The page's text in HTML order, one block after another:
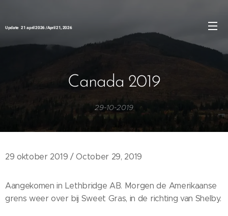
Update 21 april 2026 / April 21, 2026
Canada 2019
29-10-2019
29 oktober 2019 / October 29, 2019
Aangekomen in Lethbridge AB. Morgen de Amerikaanse
grens weer over bij Sweet Gras, in de richting van Shelby.